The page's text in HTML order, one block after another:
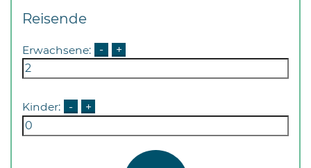
Reisende
Erwachsene: - +
Kinder: - +